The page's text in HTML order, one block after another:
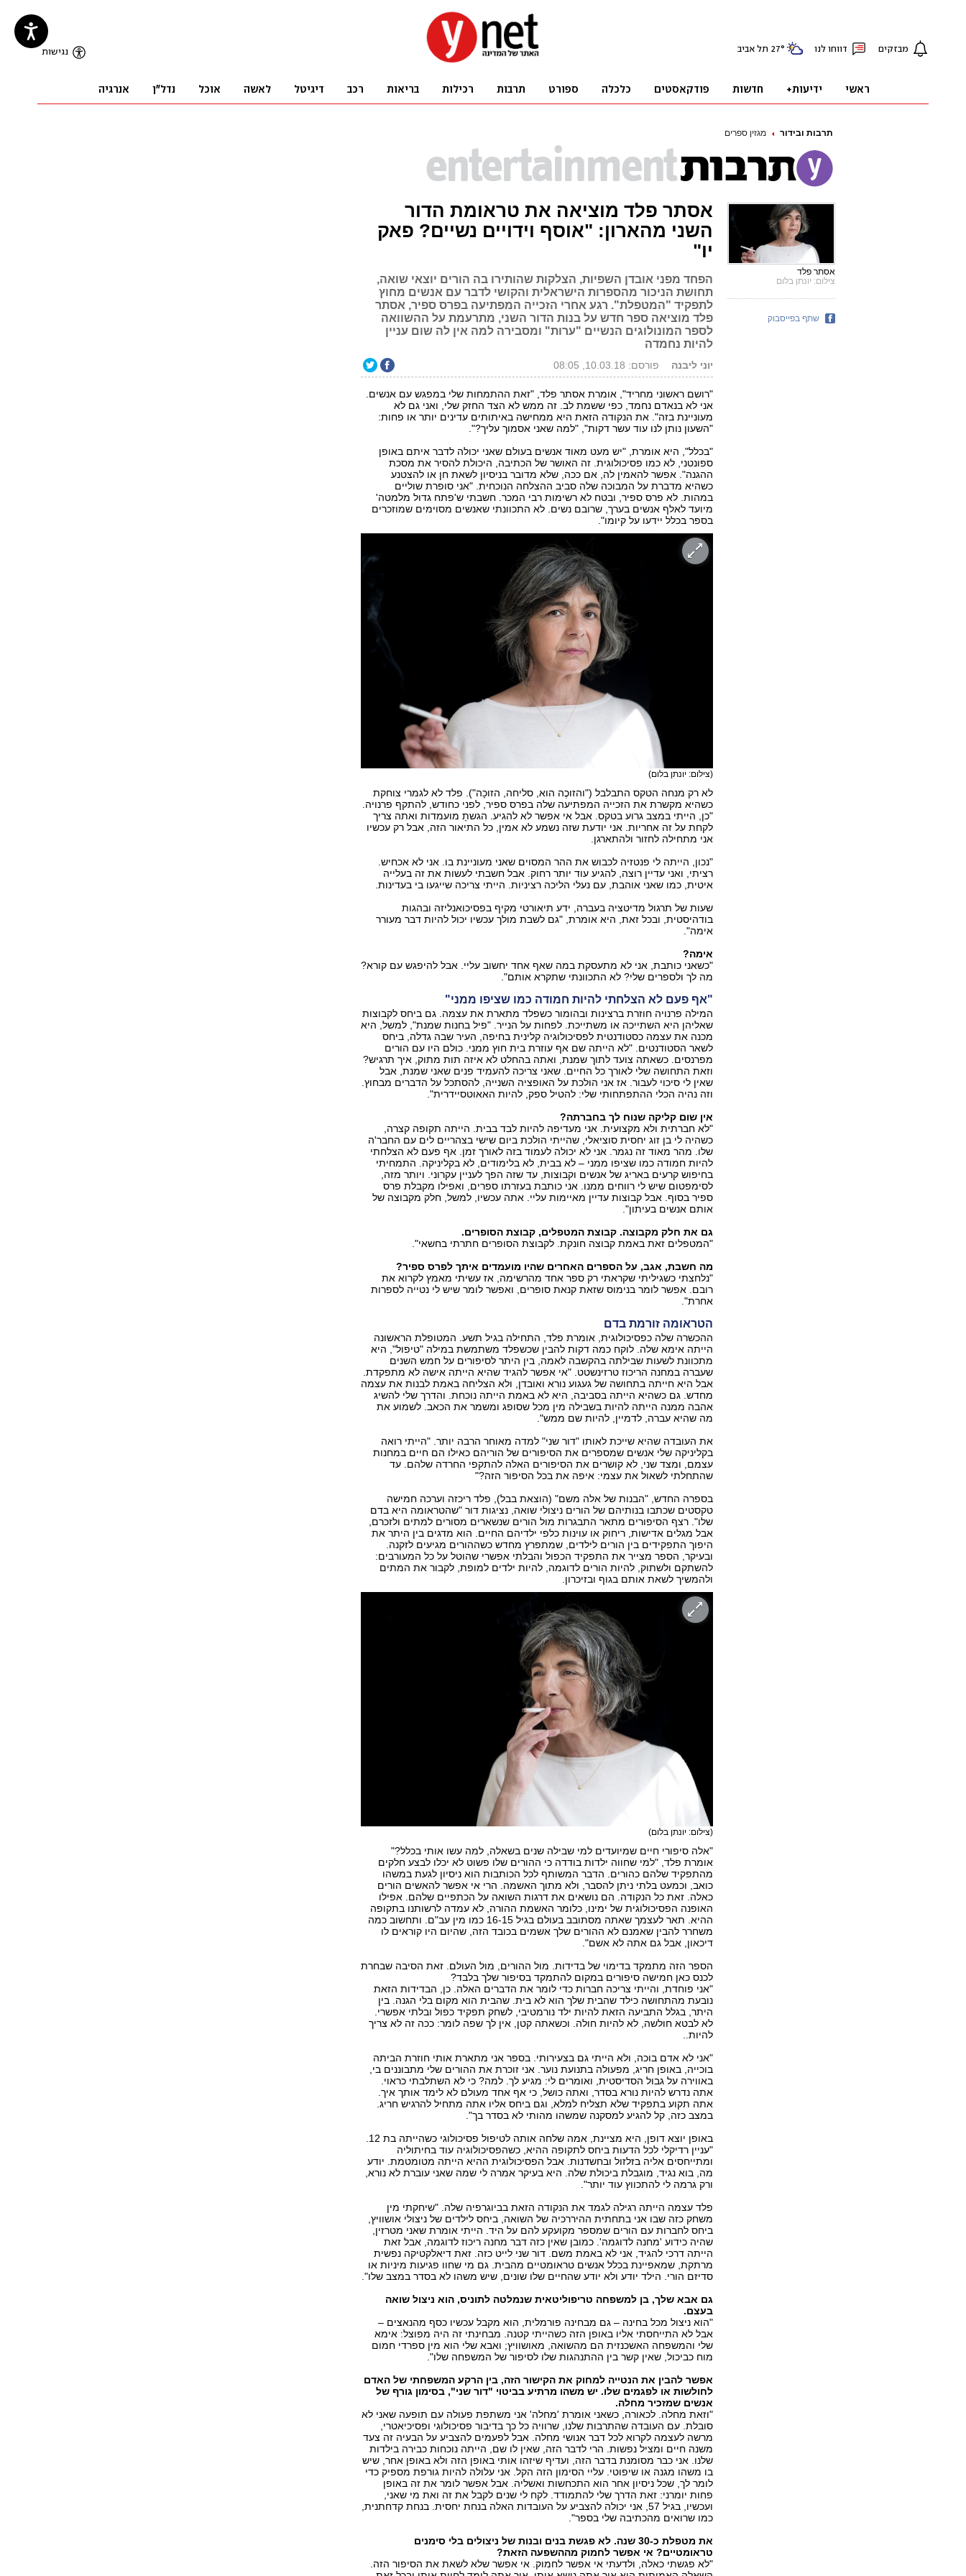
תרבות ובידור מגזין ספרים
אסתר פלד מוציאה את טראומת הדור
השני מהארון: "אוסף וידויים נשיים? פאק
יו"
הפחד מפני אובדן השפיות, הצלקות שהותירו בה הורים יוצאי שואה,
תחושת הניכור מהספרות הישראלית והקושי לדבר עם אנשים מחוץ
לתפקיד "המטפלת". רגע אחרי הזכייה המפתיעה בפרס ספיר, אסתר
פלד מוציאה ספר חדש על בנות הדור השני, מתרעמת על ההשוואה
לספר המונולוגים הנשיים "ערות" ומסבירה למה אין לה שום עניין
להיות נחמדה
יוני ליבנה פורסם: 10.03.18, 08:05
"רושם ראשוני מחריד", אומרת אסתר פלד, "זאת ההתמחות שלי במפגש עם אנשים.
אני לא בנאדם נחמד, כפי ששמת לב. זה ממש לא הצד החזק שלי, ואני גם לא
מעוניינת בזה". את הנקודה הזאת היא ממחישה באיתותים עדינים יותר או פחות:
"השעון נותן לנו עוד עשר דקות", "למה שאני אסמוך עליך?".
"בכלל", היא אומרת, "יש מעט מאוד אנשים בעולם שאני יכולה לדבר איתם באופן
ספונטני, לא כמו פסיכולוגית. זה האושר של הכתיבה, היכולת להסיר את מסכת
ההגנה". אפשר להאמין לה, אם ככה, שלא מדובר בניסיון לשאת חן או להצטנע
כשהיא מדברת על המבוכה שלה סביב ההצלחה הנוכחית. "אני סופרת שוליים
במהות. לא פרס ספיר, ובטח לא רשימות רבי המכר. חשבתי ש'פתח גדול מלמטה'
מיועד לאלף אנשים בערך, שרובם נשים. לא התכוונתי שאנשים מסוימים שמוזכרים
בספר בכלל יידעו על קיומו".
(צילום: יונתן בלום)
לא רק מנחה הטקס התבלבל ("והזוכֶה הוא, סליחה, הזוכָה"). פלד לא לגמרי צוחקת
כשהיא מקשרת את הזכייה המפתיעה שלה בפרס ספיר, לפני כחודש, להתקף פרנויה.
"כן, הייתי במצב גרוע בטקס. אבל אי אפשר לא להגיע. הגשתָ מועמדות ואתה צריך
לקחת על זה אחריות. אני יודעת שזה נשמע לא אמין, כל התיאור הזה, אבל רק עכשיו
אני מתחילה לחזור ולהתארגן.
"נכון, הייתה לי פנטזיה לכבוש את ההר המסוים שאני מעוניינת בו. אני לא אכחיש.
רציתי, ואני עדיין רוצה, להגיע עוד יותר רחוק. אבל חשבתי לעשות את זה בעלייה
איטית, כמו שאני אוהבת, עם נעלי הליכה רציניות. הייתי צריכה שייגעו בי בעדינות.
שעות של תרגול מדיטציה בעברה, ידע תיאורטי מקיף בפסיכואנליזה ובהגות
בודהיסטית, ובכל זאת, היא אומרת, "גם לשבת מולך עכשיו יכול להיות דבר מעורר
אימה".
אימה?
"כשאני כותבת, אני לא מתעסקת במה שאף אחד יחשוב עליי. אבל להיפגש עם קורא?
מה לך ולספרים שלי? לא התכוונתי שתקרא אותם".
"אף פעם לא הצלחתי להיות חמודה כמו שציפו ממני"
המילה פרנויה חוזרת ברצינות ובהומור כשפלד מתארת את עצמה. גם ביחס לקבוצות
שאליהן היא השתייכה או משתייכת. לפחות על הנייר. "פיל בחנות שמנת", למשל, היא
מכנה את עצמה כסטודנטית לפסיכולוגיה קלינית בחיפה, העיר שבה גדלה, ביחס
לשאר הסטודנטים. "לא הייתה שם אף עוזרת בית חוץ ממני. כולם היו עם הורים
מפרנסים. כשאתה צועד לתוך שמנת, ואתה בהחלט לא איזה תות מתוק, איך תרגיש?
וזאת התחושה שלי לאורך כל החיים. שאני צריכה להעמיד פנים שאני שמנת, אבל
שאין לי סיכוי לעבור. אז אני הולכת על האופציה השנייה, להסתכל על הדברים מבחוץ.
וזה נהיה הכלי ההתפתחותי שלי: להטיל ספק, להיות האאוטסיידרית".
אין שום קליקה שנוח לך בחברתה?
"לא חברתית ולא מקצועית. אני מעדיפה להיות לבד בבית. הייתה תקופה קצרה,
כשהיה לי בן זוג יחסית סוציאלי, שהייתי הולכת ביום שישי בצהריים לים עם החבר'ה
שלו. מהר מאוד זה נגמר. אני לא יכולה לעמוד בזה לאורך זמן. אף פעם לא הצלחתי
להיות חמודה כמו שציפו ממני – לא בבית, לא בלימודים, לא בקליניקה. התמחיתי
בחיפוש קרעים באריג של אנשים וקבוצות, עד שזה הפך לעניין עקרוני. ויותר מזה,
לסימפטום שיש לי רווחים ממנו. אני כותבת בעזרתו ספרים, ואפילו מקבלת פרס
ספיר בסוף. אבל קבוצות עדיין מאיימות עליי. אתה עכשיו, למשל, חלק מקבוצה של
אותם אנשים בעיתון".
גם את חלק מקבוצה. קבוצת המטפלים, קבוצת הסופרים.
"המטפלים זאת באמת קבוצה חונקת. לקבוצת הסופרים חתרתי בחשאי".
מה חשבת, אגב, על הספרים האחרים שהיו מועמדים איתך לפרס ספיר?
"נלחצתי כשגיליתי שקראתי רק ספר אחד מהרשימה, אז עשיתי מאמץ לקרוא את
רובם. אפשר לומר בנימוס שזאת קנאת סופרים, ואפשר לומר שיש לי נטייה לספרות
אחרת".
הטראומה זורמת בדם
ההכשרה שלה כפסיכולוגית, אומרת פלד, התחילה בגיל תשע. המטופלת הראשונה
הייתה אימא שלה. לוקח כמה דקות להבין שכשפלד משתמשת במילה "טיפול", היא
מתכוונת לשעות שבילתה בהקשבה לאמה, בין היתר לסיפורים על חמש השנים
שעברה במחנה הריכוז טרזינשטט. "אי אפשר להגיד שהיא הייתה אישה לא מתפקדת.
אבל היא חייתה בתחושה של געגוע נורא ואובדן, ולא הצליחה באמת לבנות את עצמה
מחדש. גם כשהיא הייתה בסביבה, היא לא באמת הייתה נוכחת. והדרך שלי להשיג
אהבה ממנה הייתה להיות בשבילה מין מכל שסופג ומשמר את הכאב. לשמוע את
מה שהיא עברה, לדמיין, להיות שם ממש".
את העובדה שהיא שייכת לאותו "דור שני" למדה מאוחר הרבה יותר. "הייתי רואה
בקליניקה שלי אנשים שמספרים את הסיפורים של הוריהם כאילו הם חיים במחנות
עצמם, ומצד שני, לא קושרים את הסיפורים האלה להתקפי החרדה שלהם. עד
שהתחלתי לשאול את עצמי: איפה את בכל הסיפור הזה?"
בספרה החדש, "הבנות של אלה משם" (הוצאת בבל), פלד ריכזה וערכה חמישה
טקסטים שכתבו בנותיהם של הורים ניצולי שואה, נציגות דור "שהטראומה היא בדם
שלו". רצף הסיפורים מתאר התבגרות מול הורים שנשארים מסורים למתים ולזכרם,
אבל מגלים אדישות, ריחוק או עוינות כלפי ילדיהם החיים. הוא מדגים בין היתר את
היפוך התפקידים בין הורים לילדים, שמתפרץ מחדש כשההורים מגיעים לזקנה.
ובעיקר, הספר מצייר את התפקיד הכפול והבלתי אפשרי שהוטל על כל המעורבים:
להשתקם ולשתוק, להיות הורים לדוגמה, להיות ילדים למופת, לקבור את המתים
ולהמשיך לשאת אותם בגוף ובזיכרון.
(צילום: יונתן בלום)
"אלה סיפורי חיים שמיועדים למי שבילה שנים בשאלה, למה עשו אותי בכלל?"
אומרת פלד, "למי שחווה ילדות בודדה כי ההורים שלו פשוט לא יכלו לבצע חלקים
מהתפקיד שלהם כהורים. הדבר המשותף לכל הכותבות הוא ניסיון לגעת במשהו
כואב, וכמעט בלתי ניתן להסבר, ולא מתוך האשמה. הרי אי אפשר להאשים הורים
כאלה. זאת כל הנקודה. הם נושאים את דרגות השואה על הכתפיים שלהם. אפילו
האופנה הפסיכולוגית של ימינו, כלומר האשמת ההורה, לא עמדה לרשותנו בתקופה
ההיא. תאר לעצמך שאתה מסתובב בעולם בגיל 16-15 כמו מין עב"ם. ותחשוב כמה
משחרר להבין שאמנם לא ההורים שלך אשמים בכובד הזה, שהיום היו קוראים לו
דיכאון, אבל גם אתה לא אשם".
הספר הזה מתמקד בדימוי של בדידות. מול ההורים, מול העולם. זאת הסיבה שבחרת
לכנס כאן חמישה סיפורים במקום להתמקד בסיפור שלך בלבד?
"אני פוחדת, והייתי צריכה חברות כדי לומר את הדברים האלה. כן, הבדידות הזאת
נובעת מהתחושה כילד שהבית שלך הוא לא בית. שהבית הוא מקום בלי הגנה. בין
היתר, בגלל התביעה הזאת להיות ילד נורמטיבי, לשחק תפקיד כפול ובלתי אפשרי.
לא לבטא חולשה, לא להיות חולה. וכשאתה קטן, אין לך שפה לומר: ככה זה לא צריך
להיות..
"אני לא אדם בוכה, ולא הייתי גם בצעירותי. בספר אני מתארת אותי חוזרת הביתה
בוכייה, באופן חריג, מפעולה בתנועת נוער. אני זוכרת את ההורים שלי מתבוננים בי,
באווירה על גבול הסדיסטית, ואומרים לי: מגיע לך. למה? כי לא השתלבתי כראוי.
אתה נדרש להיות נורא בסדר, ואתה כושל, כי אף אחד מעולם לא לימד אותך איך.
אתה תקוע בתפקיד שלא תצליח למלא, וגם ביחס אליו אתה מתחיל להרגיש חריג.
במצב כזה, קל להגיע למסקנה שמשהו מהותי לא בסדר בך".
באופן יוצא דופן, היא מציינת, אמה שלחה אותה לטיפול פסיכולוגי כשהייתה בת 12.
"עניין רדיקלי לכל הדעות ביחס לתקופה ההיא, כשהפסיכולוגיה עוד בחיתוליה
ומתייחסים אליה בזלזול ובחשדנות. אבל הפסיכולוגית ההיא הייתה מטומטמת. יודע
מה, בוא נגיד, מוגבלת ביכולת שלה. היא בעיקר אמרה לי שמה שאני עוברת לא נורא,
ורק גרמה לי להתכווץ עוד יותר".
פלד עצמה הייתה רגילה לגמד את הנקודה הזאת בביוגרפיה שלה. "שיחקתי מין
משחק כזה שבו אני בתחתית ההיררכיה של השואה, ביחס לילדים של ניצולי אושוויץ,
ביחס לחברות עם הורים שמספר מקועקע להם על היד. הייתי אומרת שאני מטרזין,
שהיה כידוע 'מחנה לדוגמה'. כמובן שאין כזה דבר מחנה ריכוז לדוגמה, אבל זאת
הייתה דרכי להגיד, אני לא באמת משם. דור שני לייט כזה. זאת דיאלקטיקה נפשית
מרתקת, שמאפיינת בכלל אנשים טראומטיים מהבית. גם מי שחוו פגיעות מיניות או
סדיזם הורי. הילד יודע ולא יודע שהחיים שלו שונים, שיש משהו לא בסדר במצב שלו".
גם אבא שלך, בן למשפחה טריפוליטאית שנמלטה לתוניס, הוא ניצול שואה
בעצם.
"הוא ניצול מכל בחינה – גם מבחינה פורמלית, הוא מקבל עכשיו כסף מהנאצים –
אבל לא התייחסתי אליו באופן הזה כשהייתי קטנה. מבחינתי זה היה מפוצל: אימא
שלי והמשפחה האשכנזית הם מהשואה, מאושוויץ; ואבא שלי הוא מין ספרדי חמום
מוח כביכול, שאין קשר בין ההתנהגות שלו לסיפור של המשפחה שלו".
אפשר להבין את הנטייה למחוק את הקישור הזה, בין הרקע המשפחתי של האדם
לחולשות או לפגמים שלו. יש משהו מרתיע בביטוי "דור שני", בסימון גורף של
אנשים שמזכיר מחלה.
"וזאת מחלה. לכאורה, כשאני אומרת 'מחלה' אני משתפת פעולה עם תופעה שאני לא
סובלת. עם העובדה שהתרבות שלנו, שרוויה כל כך בדיבור פסיכולוגי ופסיכיאטרי,
מרשה לעצמה לקרוא לכל דבר אנושי מחלה. אבל לפעמים להצביע על הבעיה זה צעד
משנה חיים ומציל נפשות. הרי לדבר הזה, שאין לו שם, הייתה נוכחות כבירה בילדות
שלנו. אני כבר מסומנת בדבר הזה, ועדיף שיזהו אותי באופן הזה ולא באופן אחר, שיש
בו משהו מגנה או שיפוטי. עליי הסימון הזה הקל. אני עלולה להיות גורפת מספיק כדי
לומר לך, שכל ניסיון אחר הוא התכחשות ואשליה. אבל אפשר לומר את זה באופן
פחות יומרני: זאת הדרך שלי להתמודד. לקח לי שנים לקבל את זה ואת מי שאני,
ועכשיו, בגיל 57, אני יכולה להצביע על העובדות האלה בנחת יחסית. בנחת קדחתנית,
כמו שרואים מהכתיבה שלי בספר".
את מטפלת כ-30 שנה. לא פגשת בנים ובנות של ניצולים בלי סימנים
טראומטיים? אי אפשר לחמוק מההשפעה הזאת?
"לא פגשתי כאלה, ולדעתי אי אפשר לחמוק. אי אפשר שלא לשאת את הסיפור הזה.
אסתר פלד
צילום: יונתן בלום
שתף בפייסבוק